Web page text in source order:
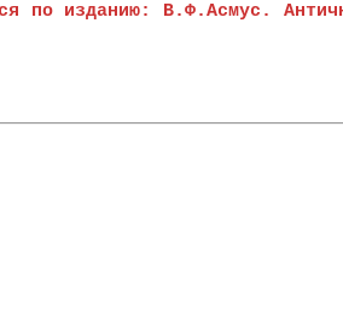
по изданию: В.Ф.Асмус.